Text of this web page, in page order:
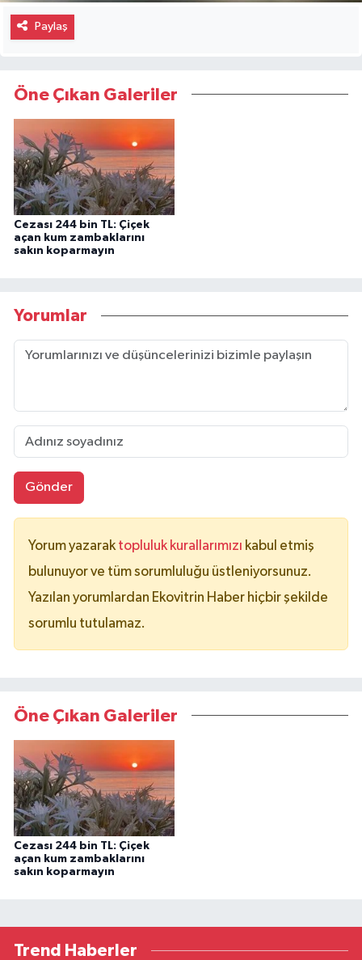
Paylaş
Öne Çıkan Galeriler
Cezası 244 bin TL: Çiçek
açan kum zambaklarını
sakın koparmayın
Yorumlar
Gönder
Yorum yazaraktopluluk kurallarımızı kabul etmiş
bulunuyor ve tüm sorumluluğu üstleniyorsunuz.
Yazılan yorumlardan Ekovitrin Haber hiçbir şekilde
sorumlu tutulamaz.
Öne Çıkan Galeriler
Cezası 244 bin TL: Çiçek
açan kum zambaklarını
sakın koparmayın
Trend Haberler